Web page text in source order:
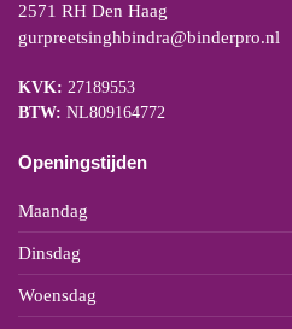
2571 RH Den Haag
gurpreetsinghbindra@binderpro.nl
KVK: 27189553
BTW: NL809164772
Openingstijden
Maandag
Dinsdag
Woensdag